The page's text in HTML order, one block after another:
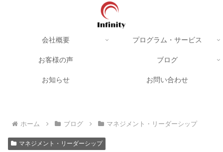
会社概要 プログラム・サービス
お客様の声 ブログ
お知らせ お問い合わせ
ホーム ブログ マネジメント・リーダーシップ
マネジメント・リーダーシップ